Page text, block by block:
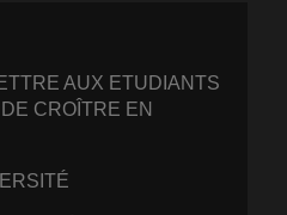
AUX ETUDIANTS
CROÎTRE EN